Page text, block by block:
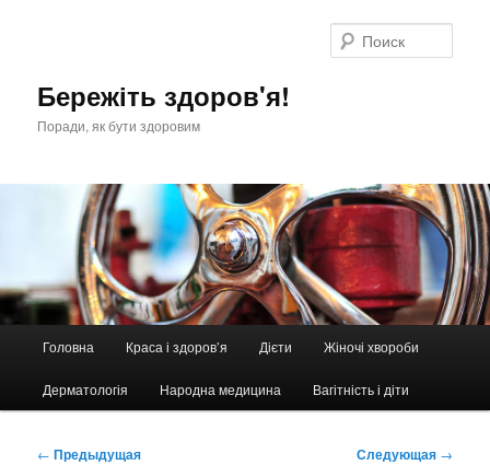
Бережіть здоров'я!
Поради, як бути здоровим
Головна Краса і здоров’я Дієти Жіночі хвороби
Дерматологія Народна медицина Вагітність і діти
Навигация
← Предыдущая Следующая →